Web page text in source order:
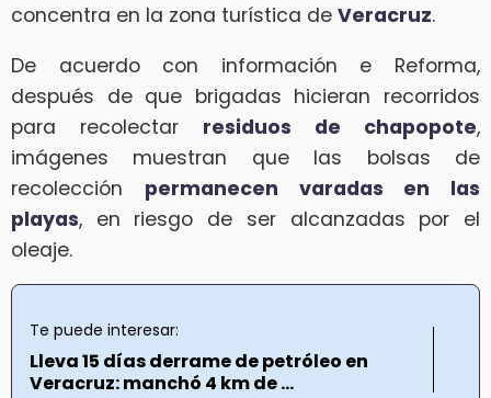
concentra en la zona turística de Veracruz.
De acuerdo con información e Reforma,
después de que brigadas hicieran recorridos
para recolectar residuos de chapopote,
imágenes muestran que las bolsas de
recolección permanecen varadas en las
playas, en riesgo de ser alcanzadas por el
oleaje.
Te puede interesar:
Lleva 15 días derrame de petróleo en
Veracruz: manchó 4 km de ...